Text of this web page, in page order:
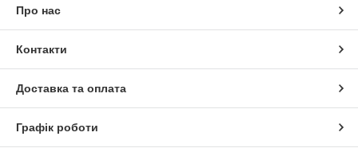
Про нас
Контакти
Доставка та оплата
Графік роботи